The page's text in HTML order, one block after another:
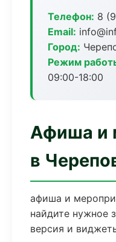
Телефон: 8
Email:
Город:
Режим
09:00-18:00
Афиша и
в
афиша и
найдите нужное
версия и